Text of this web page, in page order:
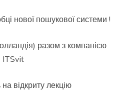
нової пошукової системи !
разом з компанією
ITSvit
відкриту лекцію